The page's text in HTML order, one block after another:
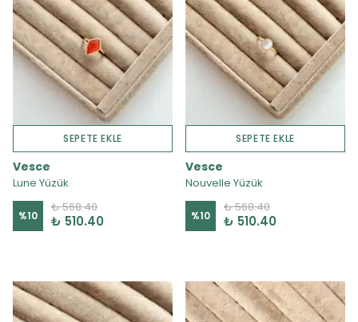
SEPETE EKLE
Vesce
Lune Yüzük
%10
₺ 568.40
₺ 510.40
SEPETE EKLE
Vesce
Nouvelle Yüzük
%10
₺ 568.40
₺ 510.40